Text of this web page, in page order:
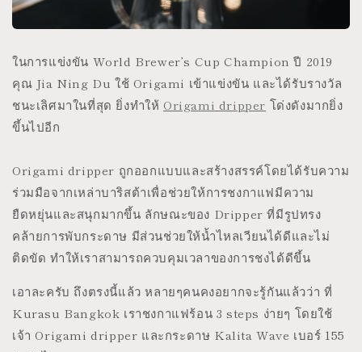
ในการแข่งขัน World Brewer’s Cup Champion ปี 2019
คุณ Jia Ning Du ใช้ Origami เข้าแข่งขัน และได้รับรางวัล
ชนะเลิศมาในที่สุด ยิ่งทำให้ Origami dripper โด่งดังมากยิ่ง
ขึ้นไปอีก
Origami dripper ถูกออกแบบและสร้างสรรค์โดยได้รับความ
ร่วมมือจากเหล่าบาริสต้าเพื่อช่วยให้การชงกาแฟมีความ
ยืดหยุ่นและสนุกมากขึ้น ลักษณะของ Dripper ที่มีรูปทรง
คล้ายการพับกระดาษ มีส่วนช่วยให้น้ำไหลเวียนได้ดีและไม่
ติดขัด ทำให้เราสามารถควบคุมเวลาของการชงได้ดีขึ้น
เอาละครับ ถึงตรงนี้แล้ว หลายๆคนคงอยากจะรู้กันแล้วว่า ที่
Kurasu Bangkok เราชงกาแฟร้อน 3 steps ง่ายๆ โดยใช้
เจ้า Origami dripper และกระดาษ Kalita Wave เบอร์ 155